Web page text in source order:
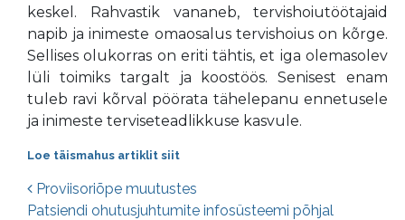
keskel. Rahvastik vananeb, tervishoiutöötajaid
napib ja inimeste omaosalus tervishoius on kõrge.
Sellises olukorras on eriti tähtis, et iga olemasolev
lüli toimiks targalt ja koostöös. Senisest enam
tuleb ravi kõrval pöörata tähelepanu ennetusele
ja inimeste terviseteadlikkuse kasvule.
Loe täismahus artiklit siit
Postituste navigatsioon
Proviisoriõpe muutustes
Patsiendi ohutusjuhtumite infosüsteemi põhjal